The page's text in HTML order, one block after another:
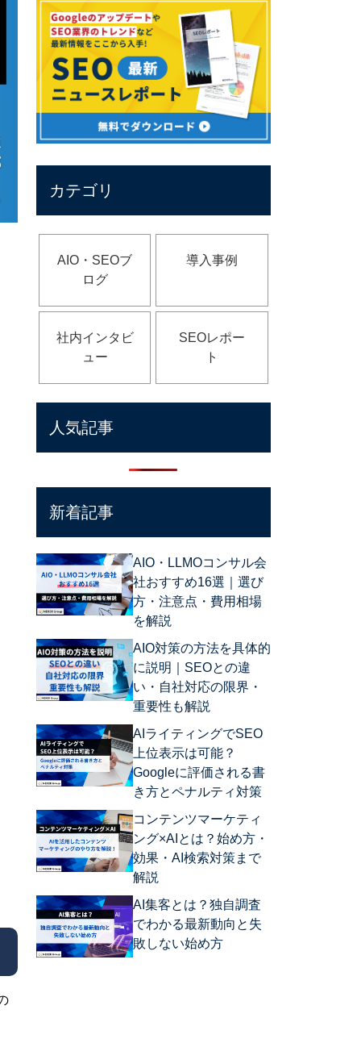
カテゴリ
AIO・SEOブ
ログ
導入事例
社内インタビ
ュー
SEOレポー
ト
人気記事
新着記事
AIO・LLMOコンサル会
社おすすめ16選｜選び
方・注意点・費用相場
を解説
AIO対策の方法を具体的
に説明｜SEOとの違
い・自社対応の限界・
重要性も解説
AIライティングでSEO
上位表示は可能？
Googleに評価される書
き方とペナルティ対策
コンテンツマーケティ
ング×AIとは？始め方・
効果・AI検索対策まで
解説
AI集客とは？独自調査
でわかる最新動向と失
敗しない始め方